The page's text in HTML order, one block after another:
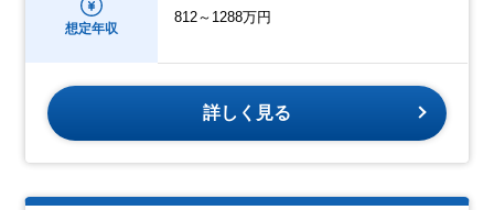
想定年収
812～1288万円
詳しく見る